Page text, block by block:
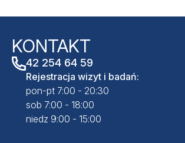
KONTAKT
42 254 64 59
Rejestracja wizyt i badań:
pon-pt 7:00 - 20:30
sob 7:00 - 18:00
niedz 9:00 - 15:00